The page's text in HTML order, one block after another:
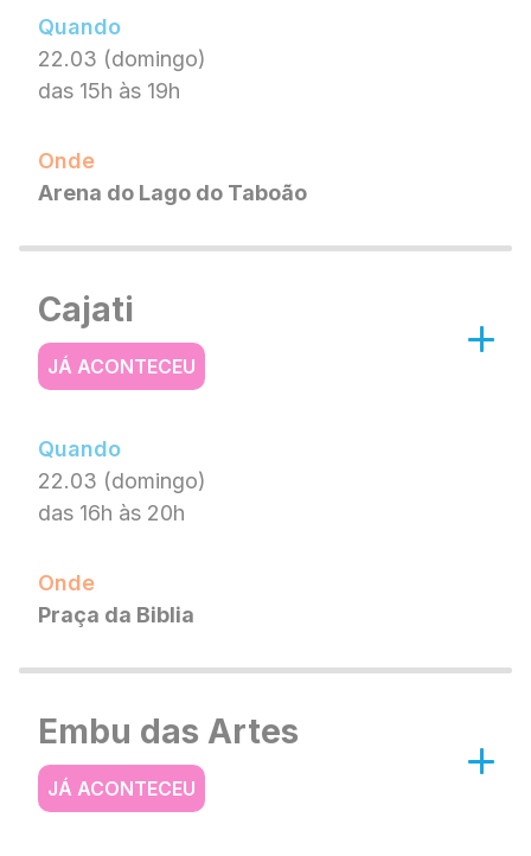
Quando
22.03 (domingo)
das 15h às 19h
Onde
Arena do Lago do Taboão
Cajati
JÁ ACONTECEU
Quando
22.03 (domingo)
das 16h às 20h
Onde
Praça da Biblia
Embu das Artes
JÁ ACONTECEU